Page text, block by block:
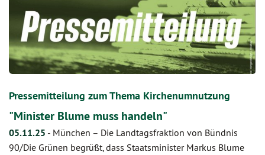
Pressemitteilung zum Thema Kirchenumnutzung
"Minister Blume muss handeln"
05.11.25 - München – Die Landtagsfraktion von Bündnis
90/Die Grünen begrüßt, dass Staatsminister Markus Blume